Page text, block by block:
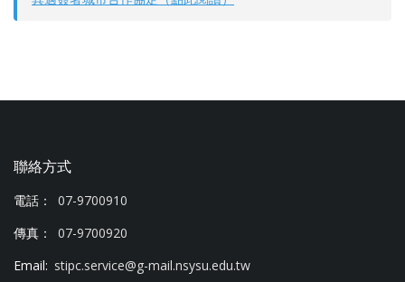
聯絡方式
電話：
07-9700910
傳真：
07-9700920
Email: stipc.service@g-mail.nsysu.edu.tw